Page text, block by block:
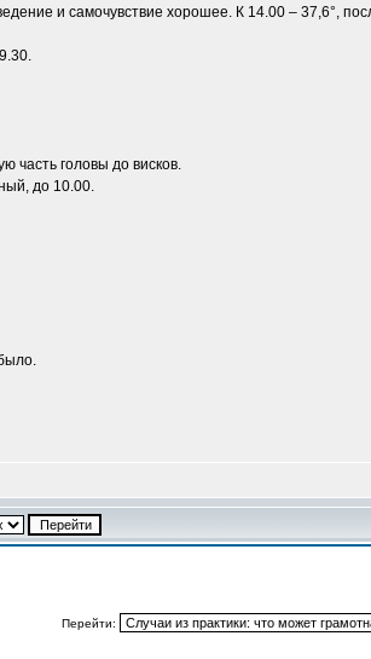
и самочувствие хорошее. К 14.00 – 37,6°,
часть головы до висков.
до 10.00.
Перейти: